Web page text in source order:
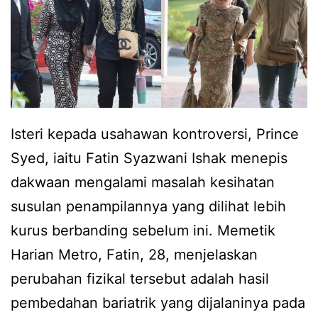
w
a
r
g
a
n
e
t
,
i
s
t
e
Isteri kepada usahawan kontroversi, Prince
Syed, iaitu Fatin Syazwani Ishak menepis
dakwaan mengalami masalah kesihatan
susulan penampilannya yang dilihat lebih
kurus berbanding sebelum ini. Memetik
Harian Metro, Fatin, 28, menjelaskan
perubahan fizikal tersebut adalah hasil
pembedahan bariatrik yang dijalaninya pada